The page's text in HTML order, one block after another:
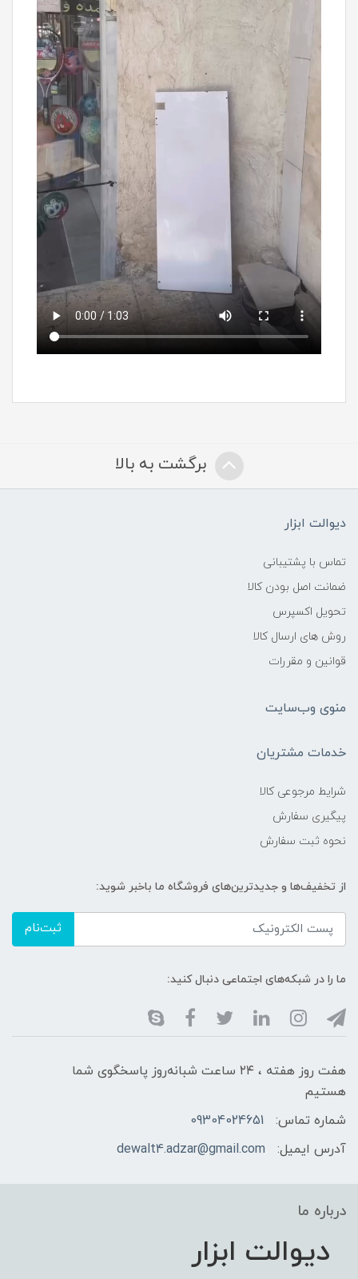
برگشت به بالا
دیوالت ابزار
تماس با پشتیبانی
ضمانت اصل بودن کالا
تحویل اکسپرس
روش های ارسال کالا
قوانین و مقررات
منوی وب‌سایت
خدمات مشتریان
شرایط مرجوعی کالا
پیگیری سفارش
نحوه ثبت سفارش
از تخفیف‌ها و جدیدترین‌های فروشگاه ما باخبر شوید:
ثبت‌نام
ما را در شبکه‌های اجتماعی دنبال کنید:
هفت روز هفته ، ۲۴ ساعت شبانه‌روز پاسخگوی شما
هستیم
شماره تماس:
09304024651
آدرس ایمیل:
dewalt4.adzar@gmail.com
درباره ما
دیوالت ابزار